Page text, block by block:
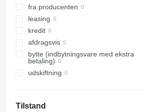
fra producenten
leasing
kredit
afdragsvis
bytte (indbytningsvare med ekstra
betaling)
udskiftning
Tilstand